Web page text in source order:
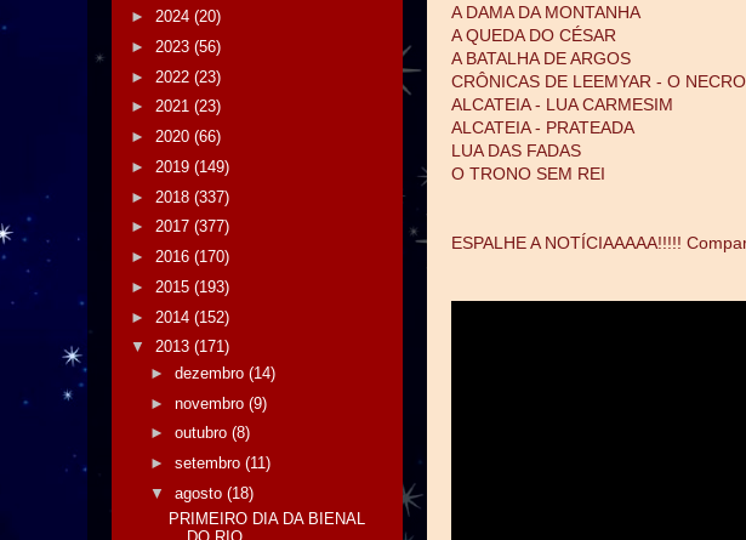
A DAMA DA MONTANHA
A QUEDA DO CÉSAR
A BATALHA DE ARGOS
CRÔNICAS DE LEEMYAR - O
ALCATEIA - LUA CARMESIM
ALCATEIA - PRATEADA
LUA DAS FADAS
O TRONO SEM REI
ESPALHE A NOTÍCIAAAAA!!!!!
► 2024 (20)
► 2023 (56)
► 2022 (23)
► 2021 (23)
► 2020 (66)
► 2019 (149)
► 2018 (337)
► 2017 (377)
► 2016 (170)
► 2015 (193)
► 2014 (152)
▼ 2013 (171)
► dezembro (14)
► novembro (9)
► outubro (8)
► setembro (11)
▼ agosto (18)
PRIMEIRO DIA DA BIENAL